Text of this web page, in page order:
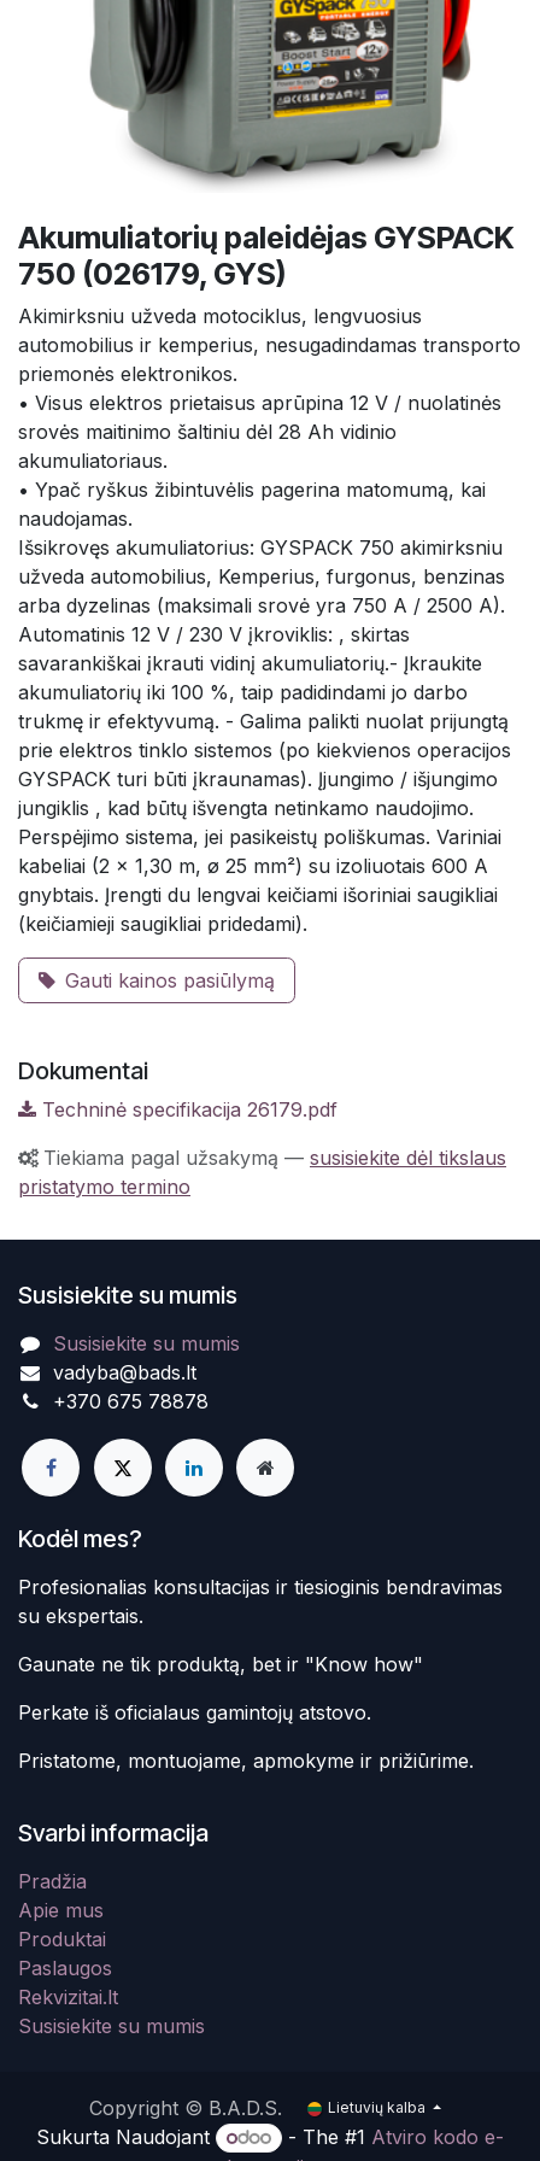
Akumuliatorių paleidėjas GYSPACK
750 (026179, GYS)
Akimirksniu užveda motociklus, lengvuosius
automobilius ir kemperius, nesugadindamas transporto
priemonės elektronikos.
• Visus elektros prietaisus aprūpina 12 V / nuolatinės
srovės maitinimo šaltiniu dėl 28 Ah vidinio
akumuliatoriaus.
• Ypač ryškus žibintuvėlis pagerina matomumą, kai
naudojamas.
Išsikrovęs akumuliatorius: GYSPACK 750 akimirksniu
užveda automobilius, Kemperius, furgonus, benzinas
arba dyzelinas (maksimali srovė yra 750 A / 2500 A).
Automatinis 12 V / 230 V įkroviklis: , skirtas
savarankiškai įkrauti vidinį akumuliatorių.- Įkraukite
akumuliatorių iki 100 %, taip padidindami jo darbo
trukmę ir efektyvumą. - Galima palikti nuolat prijungtą
prie elektros tinklo sistemos (po kiekvienos operacijos
GYSPACK turi būti įkraunamas). Įjungimo / išjungimo
jungiklis , kad būtų išvengta netinkamo naudojimo.
Perspėjimo sistema, jei pasikeistų poliškumas. Variniai
kabeliai (2 x 1,30 m, ø 25 mm²) su izoliuotais 600 A
gnybtais. Įrengti du lengvai keičiami išoriniai saugikliai
(keičiamieji saugikliai pridedami).
Gauti kainos pasiūlymą
Dokumentai
Techninė specifikacija 26179.pdf
Tiekiama pagal užsakymą — susisiekite dėl tikslaus
pristatymo termino
Susisiekite su mumis
Susisiekite su mumis
vadyba@bads.lt
+370 675 78878
Kodėl mes?
Profesionalias konsultacijas ir tiesioginis bendravimas
su ekspertais.
Gaunate ne tik produktą, bet ir "Know how"
Perkate iš oficialaus gamintojų atstovo.
Pristatome, montuojame, apmokyme ir prižiūrime.
Svarbi informacija
Pradžia
Apie mus
Produktai
Paslaugos
Rekvizitai.lt
Susisiekite su mumis
Copyright © B.A.D.S. Lietuvių kalba
Sukurta Naudojant - The #1 Atviro kodo e-